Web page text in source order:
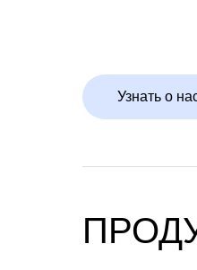
Узнать о